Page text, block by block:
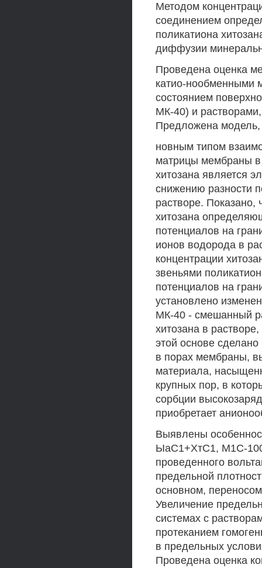
Методом
соединением
поликатиона
диффузии
Проведена оценка
катио-нообменными
состоянием
МК-40) и
Предложена модель,
новным типом
матрицы мембраны в
хитозана является
снижению разности
растворе. Показано,
хитозана
потенциалов на
ионов водорода в
концентрации
звеньями
потенциалов на
установлено
МК-40 - смешанный
хитозана в
этой основе
в порах мембраны,
материала,
крупных пор, в
сорбции
приобретает
Выявлены
ЫаС1+ХтС1, М1С-
проведенного
предельной
основном,
Увеличение
системах с
протеканием
в предельных
Проведена оценка